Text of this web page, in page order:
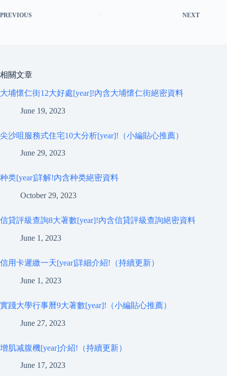
PREVIOUS NEXT
相關文章
大埔懷仁街12大好處[year]!內含大埔懷仁街絕密資料
June 19, 2023
尖沙咀服務式住宅10大分析[year]!（小編貼心推薦）
June 29, 2023
种类[year]詳解!內含种类絕密資料
October 29, 2023
信貸評級查詢8大著數[year]!內含信貸評級查詢絕密資料
June 1, 2023
信用卡遲繳一天[year]詳細介紹!（持續更新）
June 1, 2023
實踐大學行事曆9大著數[year]!（小編貼心推薦）
June 27, 2023
增肌减腹機[year]介紹!（持續更新）
June 17, 2023